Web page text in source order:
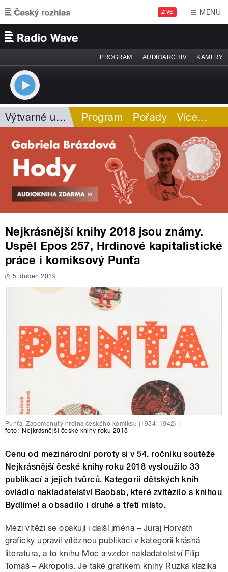
Přejít k hlavnímu obsahu
ŽIVĚ MENU
PROGRAM AUDIOARCHIV KAMERY
Výtvarné umění Program Pořady Více…
Nejkrásnější knihy 2018 jsou známy.
Uspěl Epos 257, Hrdinové kapitalistické
práce i komiksový Punťa
5. duben 2019
Punťa. Zapomenutý hrdina českého komiksu (1934–1942)
foto: Nejkrásnější české knihy roku 2018
Cenu od mezinárodní poroty si v 54. ročníku soutěže
Nejkrásnější české knihy roku 2018 vysloužilo 33
publikací a jejich tvůrců. Kategorii dětských knih
ovládlo nakladatelství Baobab, které zvítězilo s knihou
Bydlíme! a obsadilo i druhé a třetí místo.
Mezi vítězi se opakují i další jména – Juraj Horváth
graficky upravil vítěznou publikaci v kategorii krásná
literatura, a to knihu Moc a vzdor nakladatelství Filip
Tomáš – Akropolis. Je také grafikem knihy Ruzká klazika